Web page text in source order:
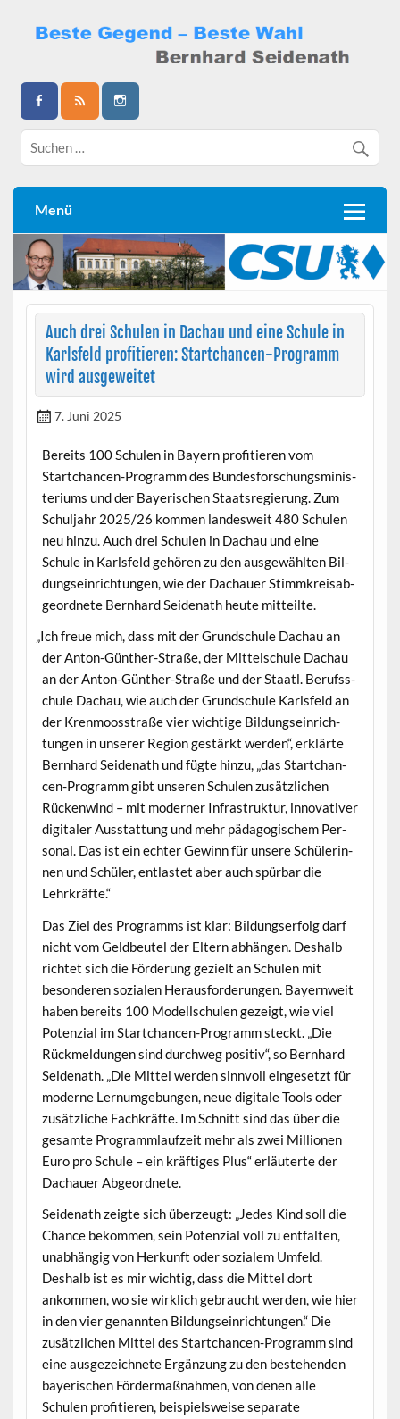
content
Bernhard Seidenath
Menü
Auch drei Schulen in Dachau und eine Schule in
Karlsfeld profitieren: Startchancen-Programm
wird ausgeweitet
7. Juni 2025
Bere­its 100 Schulen in Bay­ern prof­i­tieren vom
Startchan­cen-Pro­gramm des Bun­des­forschungsmin­is­
teri­ums und der Bay­erischen Staat­sregierung. Zum
Schul­jahr 2025/26 kom­men lan­desweit 480 Schulen
neu hinzu. Auch drei Schulen in Dachau und eine
Schule in Karls­feld gehören zu den aus­gewählten Bil­
dung­sein­rich­tun­gen, wie der Dachauer Stimmkreis­ab­
ge­ord­nete Bern­hard Sei­de­nath heute mitteilte.
„Ich freue mich, dass mit der Grund­schule Dachau an
der Anton-Gün­ther-Straße, der Mit­telschule Dachau
an der Anton-Gün­ther-Straße und der Staatl. Beruf­ss­
chule Dachau, wie auch der Grund­schule Karls­feld an
der Kren­moosstraße vier wichtige Bil­dung­sein­rich­
tun­gen in unser­er Region gestärkt wer­den“, erk­lärte
Bern­hard Sei­de­nath und fügte hinzu, „das Startchan­
cen-Pro­gramm gibt unseren Schulen zusät­zlichen
Rück­en­wind – mit mod­ern­er Infra­struk­tur, inno­v­a­tiv­er
dig­i­taler Ausstat­tung und mehr päd­a­gogis­chem Per­
son­al. Das ist ein echter Gewinn für unsere Schü­lerin­
nen und Schüler, ent­lastet aber auch spür­bar die
Lehrkräfte.“
Das Ziel des Pro­gramms ist klar: Bil­dungser­folg darf
nicht vom Geld­beu­tel der Eltern abhän­gen. Deshalb
richtet sich die Förderung gezielt an Schulen mit
beson­deren sozialen Her­aus­forderun­gen. Bay­ern­weit
haben bere­its 100 Mod­ellschulen gezeigt, wie viel
Poten­zial im Startchan­cen-Pro­gramm steckt. „Die
Rück­mel­dun­gen sind durch­weg pos­i­tiv“, so Bern­hard
Sei­de­nath. „Die Mit­tel wer­den sin­nvoll einge­set­zt für
mod­erne Ler­numge­bun­gen, neue dig­i­tale Tools oder
zusät­zliche Fachkräfte. Im Schnitt sind das über die
gesamte Pro­gramm­laufzeit mehr als zwei Mil­lio­nen
Euro pro Schule – ein kräftiges Plus“ erläuterte der
Dachauer Abgeordnete.
Sei­de­nath zeigte sich überzeugt: „Jedes Kind soll die
Chance bekom­men, sein Poten­zial voll zu ent­fal­ten,
unab­hängig von Herkun­ft oder sozialem Umfeld.
Deshalb ist es mir wichtig, dass die Mit­tel dort
ankom­men, wo sie wirk­lich gebraucht wer­den, wie hier
in den vier genan­nten Bil­dung­sein­rich­tun­gen.“ Die
zusät­zlichen Mit­tel des Startchan­cen-Pro­gramm sind
eine aus­geze­ich­nete Ergänzung zu den beste­hen­den
bay­erischen För­der­maß­nah­men, von denen alle
Schulen prof­i­tieren, beispiel­sweise sep­a­rate